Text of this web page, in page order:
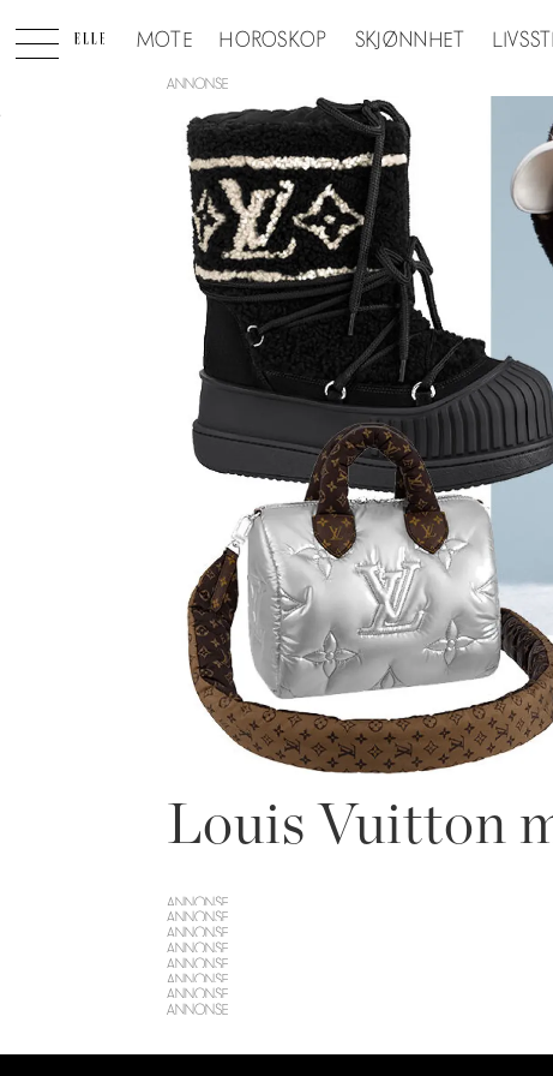
MOTE HOROSKOP SKJØNNHET
Tag:
collection
ANNONSE
Louis Vuitton
ANNONSE
ANNONSE
ANNONSE
ANNONSE
ANNONSE
ANNONSE
ANNONSE
ANNONSE